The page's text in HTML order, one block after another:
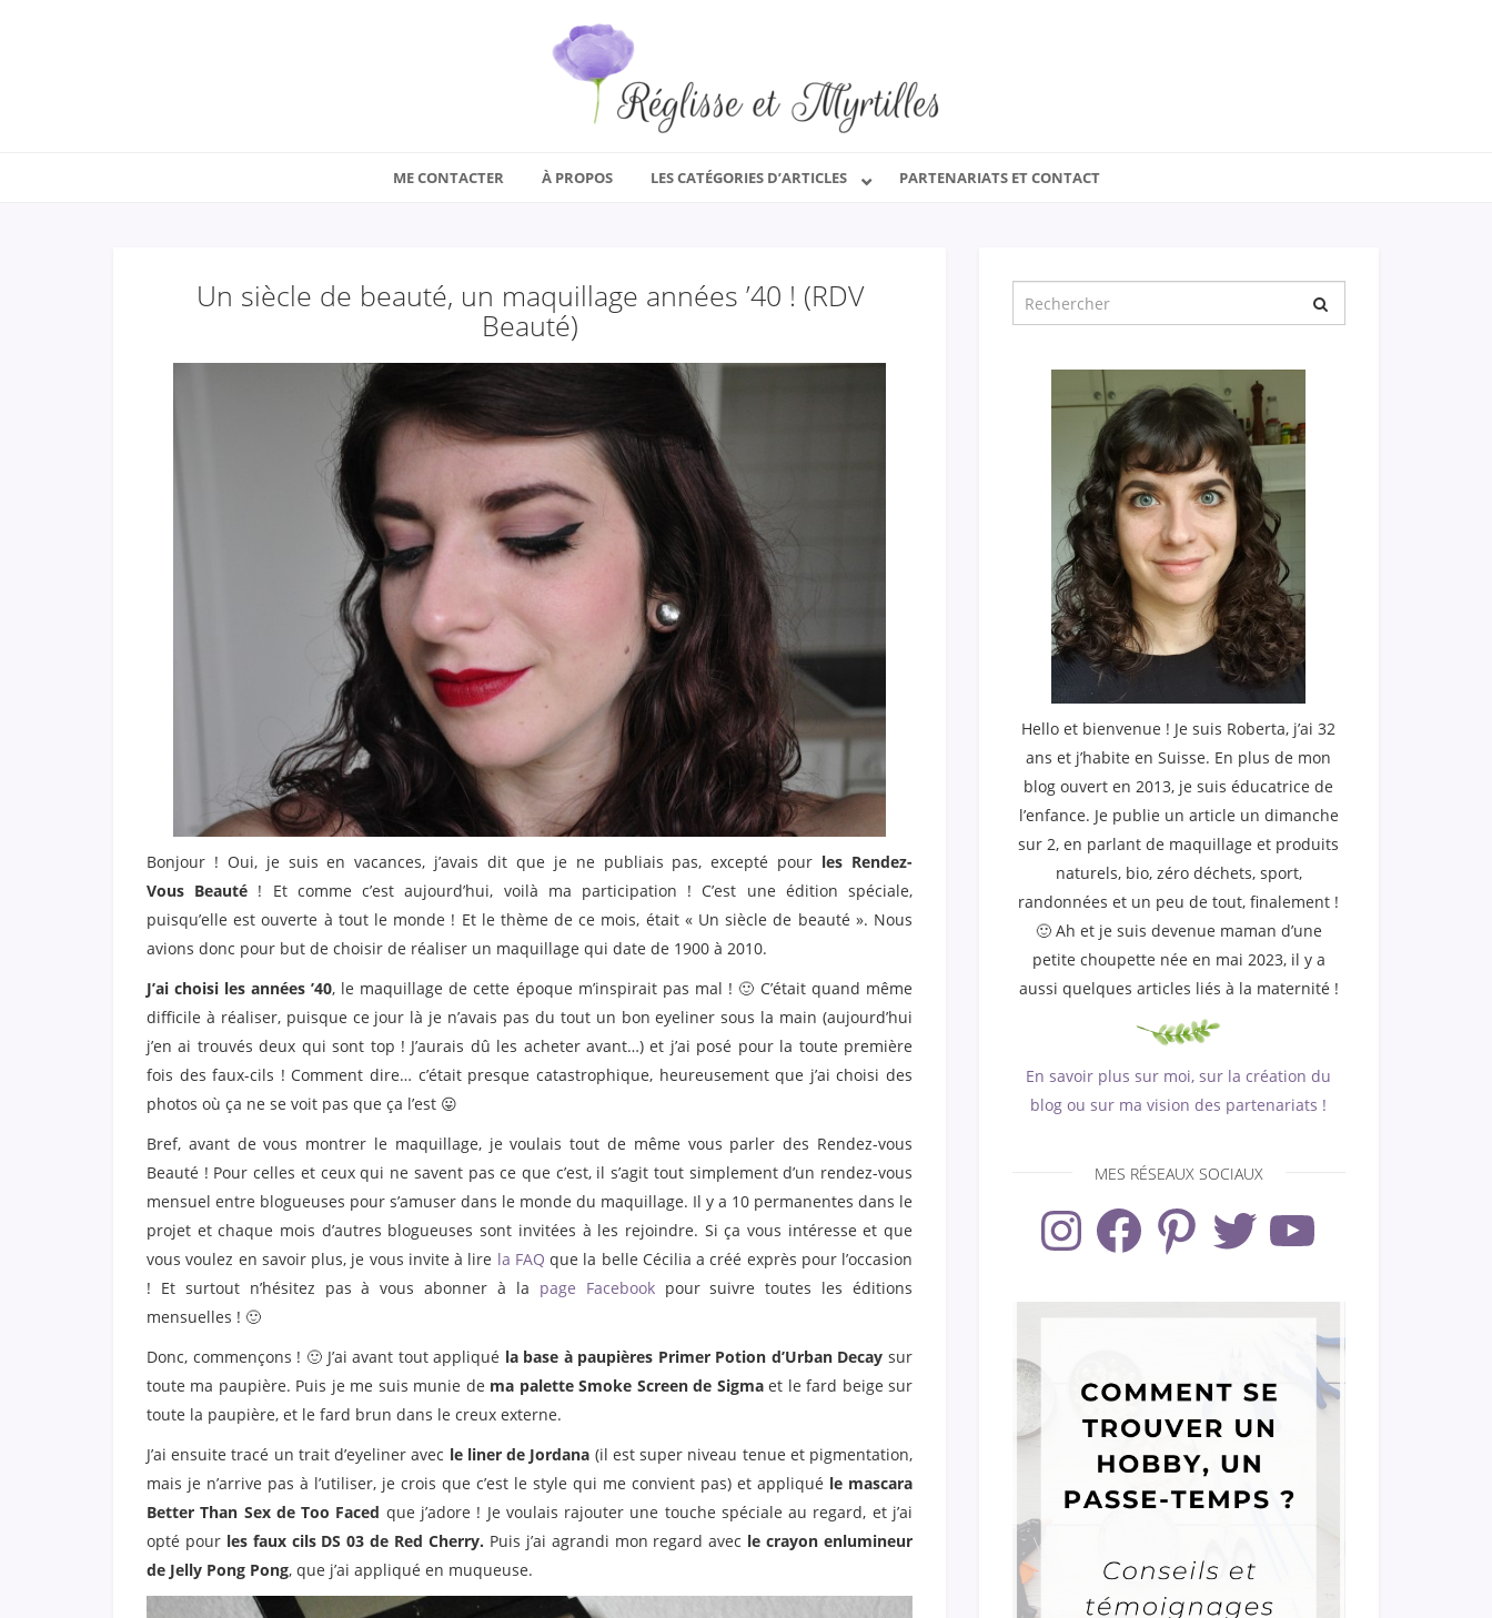
ME CONTACTER À PROPOS LES CATÉGORIES D’ARTICLES PARTENARIATS ET CONTACT
Un siècle de beauté, un maquillage années ’40 ! (RDV
Beauté)
Bonjour ! Oui, je suis en vacances, j’avais dit que je ne publiais pas, excepté pour les Rendez-
Vous Beauté ! Et comme c’est aujourd’hui, voilà ma participation ! C’est une édition spéciale,
puisqu’elle est ouverte à tout le monde ! Et le thème de ce mois, était « Un siècle de beauté ». Nous
avions donc pour but de choisir de réaliser un maquillage qui date de 1900 à 2010.
J’ai choisi les années ’40, le maquillage de cette époque m’inspirait pas mal ! 🙂 C’était quand même
difficile à réaliser, puisque ce jour là je n’avais pas du tout un bon eyeliner sous la main (aujourd’hui
j’en ai trouvés deux qui sont top ! J’aurais dû les acheter avant…) et j’ai posé pour la toute première
fois des faux-cils ! Comment dire… c’était presque catastrophique, heureusement que j’ai choisi des
photos où ça ne se voit pas que ça l’est 😛
Bref, avant de vous montrer le maquillage, je voulais tout de même vous parler des Rendez-vous
Beauté ! Pour celles et ceux qui ne savent pas ce que c’est, il s’agit tout simplement d’un rendez-vous
mensuel entre blogueuses pour s’amuser dans le monde du maquillage. Il y a 10 permanentes dans le
projet et chaque mois d’autres blogueuses sont invitées à les rejoindre. Si ça vous intéresse et que
vous voulez en savoir plus, je vous invite à lire la FAQ que la belle Cécilia a créé exprès pour l’occasion
! Et surtout n’hésitez pas à vous abonner à la page Facebookpour suivre toutes les éditions
mensuelles ! 🙂
Donc, commençons ! 🙂 J’ai avant tout appliqué la base à paupières Primer Potion d’Urban Decay sur
toute ma paupière. Puis je me suis munie de ma palette Smoke Screen de Sigmaet le fard beige sur
toute la paupière, et le fard brun dans le creux externe.
J’ai ensuite tracé un trait d’eyeliner avec le liner de Jordana (il est super niveau tenue et pigmentation,
mais je n’arrive pas à l’utiliser, je crois que c’est le style qui me convient pas) et appliqué le mascara
Better Than Sex de Too Faced que j’adore ! Je voulais rajouter une touche spéciale au regard, et j’ai
opté pour les faux cils DS 03 de Red Cherry. Puis j’ai agrandi mon regard avec le crayon enlumineur
de Jelly Pong Pong, que j’ai appliqué en muqueuse.
pour
:
Hello et bienvenue ! Je suis Roberta, j’ai 32
ans et j’habite en Suisse. En plus de mon
blog ouvert en 2013, je suis éducatrice de
l’enfance. Je publie un article un dimanche
sur 2, en parlant de maquillage et produits
naturels, bio, zéro déchets, sport,
randonnées et un peu de tout, finalement !
🙂 Ah et je suis devenue maman d’une
petite choupette née en mai 2023, il y a
aussi quelques articles liés à la maternité !
En savoir plus sur moi, sur la création du
blog ou sur ma vision des partenariats !
MES RÉSEAUX SOCIAUX
InstagramFacebook PinterestTwitter YouTube